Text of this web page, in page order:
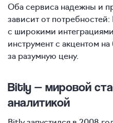
Оба сервиса надежны и
зависит от
с широкими
инструмент с акцентом
за разумную цену.
Bitly — мировой
аналитикой